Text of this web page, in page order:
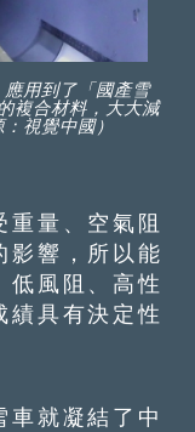
用到了「國產雪
複合材料，大大減
視覺中國）
量、空氣阻
影響，所以能
低風阻、高性
績具有決定性
就凝結了中